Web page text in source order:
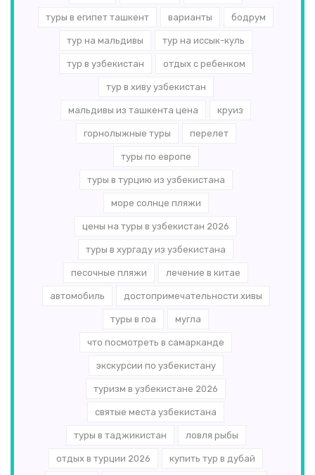
туры в египет ташкент варианты бодрум
тур на мальдивы тур на иссык-куль
тур в узбекистан отдых с ребенком
тур в хиву узбекистан
мальдивы из ташкента цена круиз
горнолыжные туры перелет
туры по европе
туры в турцию из узбекистана
море солнце пляжи
цены на туры в узбекистан 2026
туры в хургаду из узбекистана
песочные пляжи лечение в китае
автомобиль достопримечательности хивы
туры в гоа мугла
что посмотреть в самарканде
экскурсии по узбекистану
туризм в узбекистане 2026
святые места узбекистана
туры в таджикистан ловля рыбы
отдых в турции 2026 купить тур в дубай